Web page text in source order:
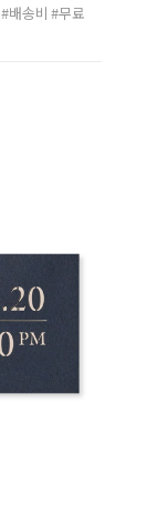
#배송비 #무료